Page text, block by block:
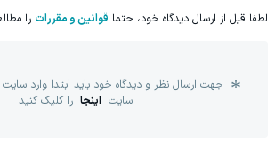
لطفا قبل از ارسال دیدگاه خود، حتما قوانین و مقررات را
جهت ارسال نظر و دیدگاه خود باید ابتدا وارد
سایت اینجا را کلیک کنید